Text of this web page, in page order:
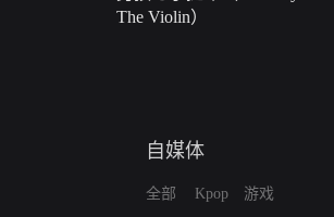
The Violin）
自媒体
全部
Kpop
游戏